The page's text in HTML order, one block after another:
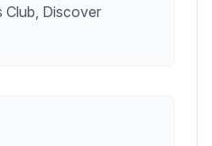
Club, Discover